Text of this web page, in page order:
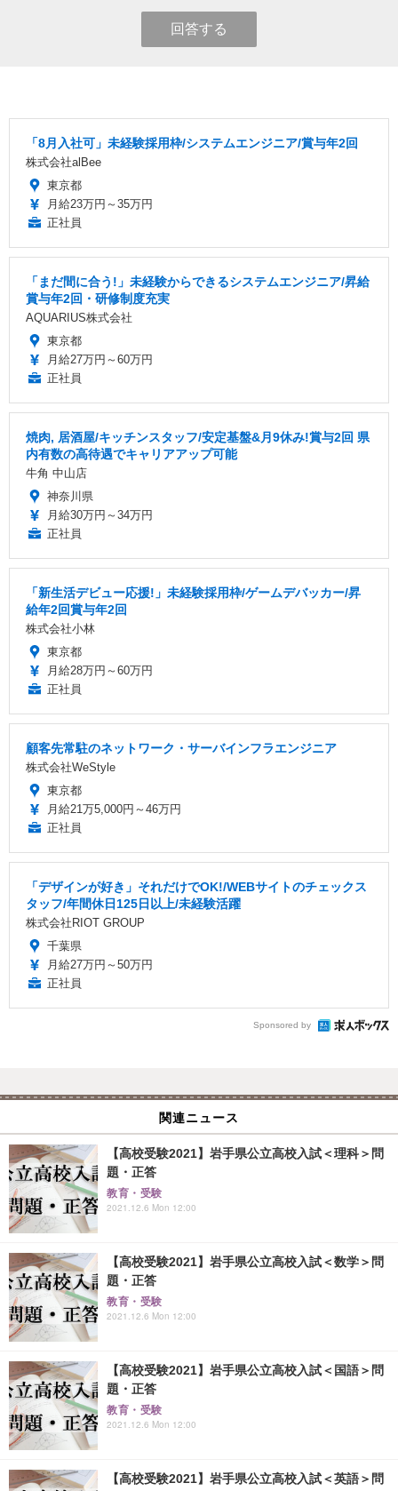
回答する
「8月入社可」未経験採用枠/システムエンジニア/賞与年2回
株式会社alBee
東京都
月給23万円～35万円
正社員
「まだ間に合う!」未経験からできるシステムエンジニア/昇給
賞与年2回・研修制度充実
AQUARIUS株式会社
東京都
月給27万円～60万円
正社員
焼肉, 居酒屋/キッチンスタッフ/安定基盤&月9休み!賞与2回 県
内有数の高待遇でキャリアアップ可能
牛角 中山店
神奈川県
月給30万円～34万円
正社員
「新生活デビュー応援!」未経験採用枠/ゲームデバッカー/昇
給年2回賞与年2回
株式会社小林
東京都
月給28万円～60万円
正社員
顧客先常駐のネットワーク・サーバインフラエンジニア
株式会社WeStyle
東京都
月給21万5,000円～46万円
正社員
「デザインが好き」それだけでOK!/WEBサイトのチェックス
タッフ/年間休日125日以上/未経験活躍
株式会社RIOT GROUP
千葉県
月給27万円～50万円
正社員
Sponsored by
関連ニュース
【高校受験2021】岩手県公立高校入試＜理科＞問
題・正答
教育・受験
2021.12.6 Mon 12:00
【高校受験2021】岩手県公立高校入試＜数学＞問
題・正答
教育・受験
2021.12.6 Mon 12:00
【高校受験2021】岩手県公立高校入試＜国語＞問
題・正答
教育・受験
2021.12.6 Mon 12:00
【高校受験2021】岩手県公立高校入試＜英語＞問